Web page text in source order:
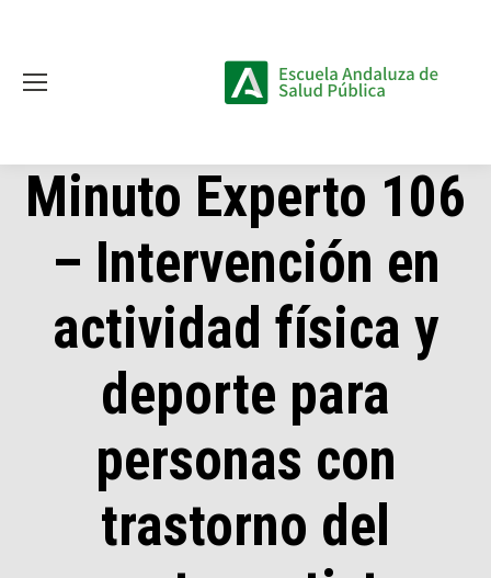
Minuto Experto 106
– Intervención en
actividad física y
deporte para
personas con
trastorno del